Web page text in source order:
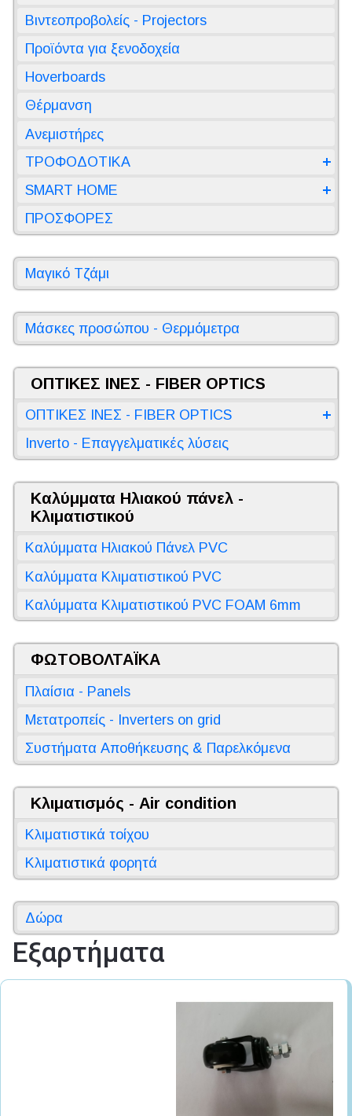
Βιντεοπροβολείς - Projectors
Προϊόντα για ξενοδοχεία
Hoverboards
Θέρμανση
Ανεμιστήρες
ΤΡΟΦΟΔΟΤΙΚΑ
SMART HOME
ΠΡΟΣΦΟΡΕΣ
Μαγικό Τζάμι
Μάσκες προσώπου - Θερμόμετρα
ΟΠΤΙΚΕΣ ΙΝΕΣ - FIBER OPTICS
ΟΠΤΙΚΕΣ ΙΝΕΣ - FIBER OPTICS
Inverto - Επαγγελματικές λύσεις
Καλύμματα Ηλιακού πάνελ -
Κλιματιστικού
Καλύμματα Ηλιακού Πάνελ PVC
Καλύμματα Κλιματιστικού PVC
Καλύμματα Κλιματιστικού PVC FOAM 6mm
ΦΩΤΟΒΟΛΤΑΪΚΑ
Πλαίσια - Panels
Μετατροπείς - Inverters on grid
Συστήματα Αποθήκευσης & Παρελκόμενα
Κλιματισμός - Air condition
Κλιματιστικά τοίχου
Κλιματιστικά φορητά
Δώρα
Εξαρτήματα